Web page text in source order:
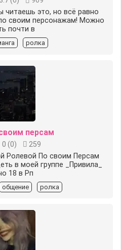
читаешь это, но всё равно
своим персонажам! Можно
почти в
ролка
персам
0 (0)
259
Ролевой По своим Персам
в моей группе _Привила_
18 в Рп
общение ролка